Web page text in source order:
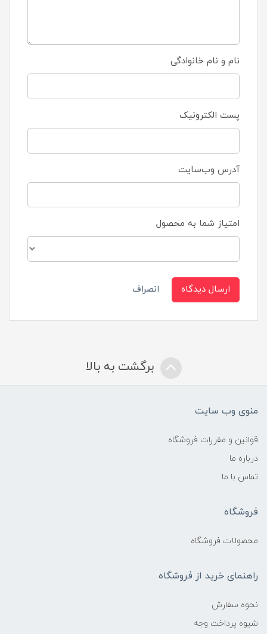
نام و نام خانوادگی
پست الکترونیک
آدرس وب‌سایت
امتیاز شما به محصول
ارسال دیدگاه انصراف
برگشت به بالا
منوی وب سایت
قوانین و مقررات فروشگاه
درباره ما
تماس با ما
فروشگاه
محصولات فروشگاه
راهنمای خرید از فروشگاه
نحوه سفارش
شیوه پرداخت وجه